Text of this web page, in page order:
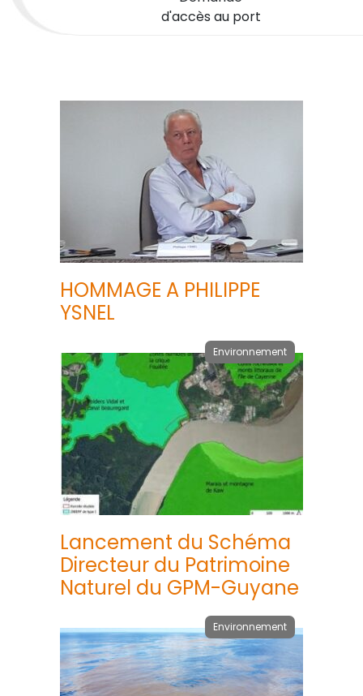
d'accès au port
HOMMAGE A PHILIPPE
YSNEL
Environnement
Lancement du Schéma
Directeur du Patrimoine
Naturel du GPM-Guyane
Environnement